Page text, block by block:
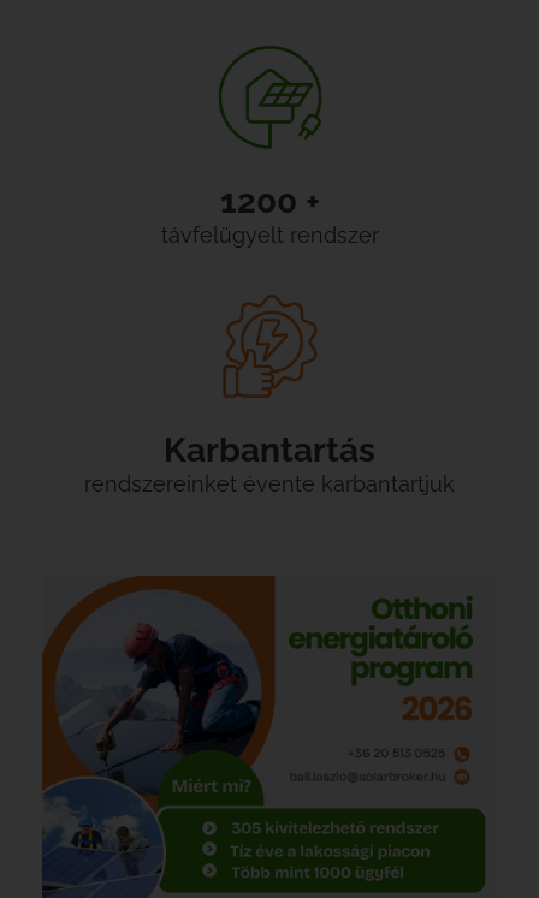
1200 +
távfelügyelt rendszer
Karbantartás
rendszereinket évente karbantartjuk